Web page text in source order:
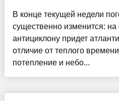
В конце текущей недели
существенно изменится: на
антициклону придет
отличие от теплого
потепление и небо...